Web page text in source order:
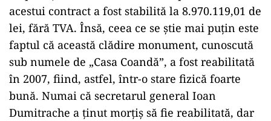
acestui contract a fost stabilită la 8.970.119,01 de
lei, fără TVA. Însă, ceea ce se știe mai puțin este
faptul că această clădire monument, cunoscută
sub numele de „Casa Coandă”, a fost reabilitată
în 2007, fiind, astfel, într-o stare fizică foarte
bună. Numai că secretarul general Ioan
Dumitrache a ținut morțiș să fie reabilitată, dar